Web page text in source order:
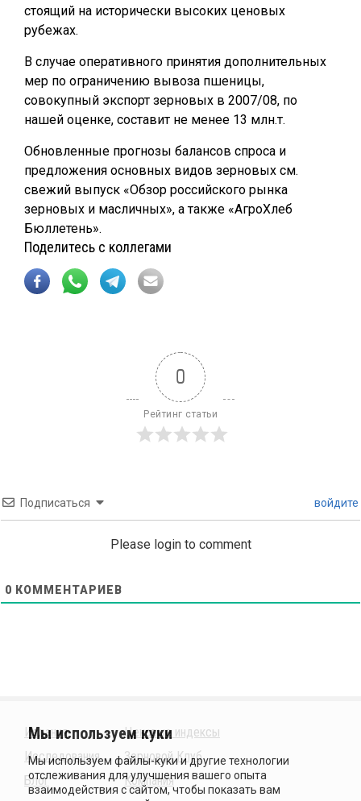
стоящий на исторически высоких ценовых
рубежах.
В случае оперативного принятия дополнительных
мер по ограничению вывоза пшеницы,
совокупный экспорт зерновых в 2007/08, по
нашей оценке, составит не менее 13 млн.т.
Обновленные прогнозы балансов спроса и
предложения основных видов зерновых см.
свежий выпуск «Обзор российского рынка
зерновых и масличных», а также «АгроХлеб
Бюллетень».
Поделитесь с коллегами
0
Рейтинг статьи
Подписаться войдите
Please login to comment
0 КОММЕНТАРИЕВ
Издания
Исследования
Блог
Ценовые индексы
Зерновой Клуб
Компания